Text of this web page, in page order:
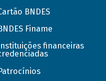
BNDES
Finame
Instituições financeiras